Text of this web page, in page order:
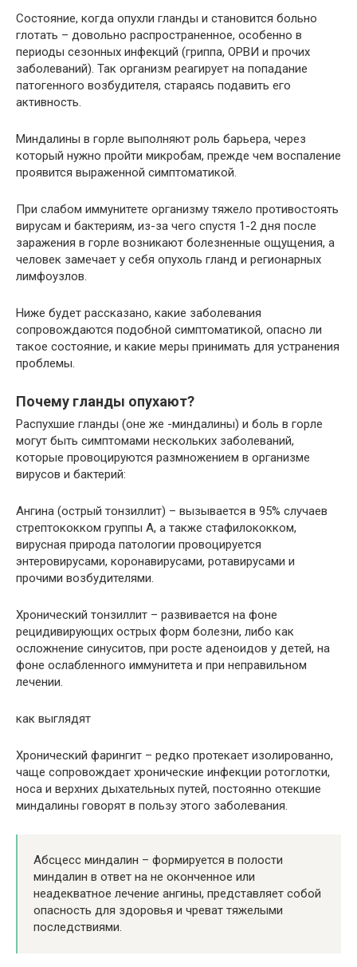
Состояние, когда опухли гланды и становится больно
глотать – довольно распространенное, особенно в
периоды сезонных инфекций (гриппа, ОРВИ и прочих
заболеваний). Так организм реагирует на попадание
патогенного возбудителя, стараясь подавить его
активность.
Миндалины в горле выполняют роль барьера, через
который нужно пройти микробам, прежде чем воспаление
проявится выраженной симптоматикой.
При слабом иммунитете организму тяжело противостоять
вирусам и бактериям, из-за чего спустя 1-2 дня после
заражения в горле возникают болезненные ощущения, а
человек замечает у себя опухоль гланд и регионарных
лимфоузлов.
Ниже будет рассказано, какие заболевания
сопровождаются подобной симптоматикой, опасно ли
такое состояние, и какие меры принимать для устранения
проблемы.
Почему гланды опухают?
Распухшие гланды (оне же -миндалины) и боль в горле
могут быть симптомами нескольких заболеваний,
которые провоцируются размножением в организме
вирусов и бактерий:
Ангина (острый тонзиллит) – вызывается в 95% случаев
стрептококком группы А, а также стафилококком,
вирусная природа патологии провоцируется
энтеровирусами, коронавирусами, ротавирусами и
прочими возбудителями.
Хронический тонзиллит – развивается на фоне
рецидивирующих острых форм болезни, либо как
осложнение синуситов, при росте аденоидов у детей, на
фоне ослабленного иммунитета и при неправильном
лечении.
как выглядят
Хронический фарингит – редко протекает изолированно,
чаще сопровождает хронические инфекции ротоглотки,
носа и верхних дыхательных путей, постоянно отекшие
миндалины говорят в пользу этого заболевания.
Абсцесс миндалин – формируется в полости
миндалин в ответ на не оконченное или
неадекватное лечение ангины, представляет собой
опасность для здоровья и чреват тяжелыми
последствиями.